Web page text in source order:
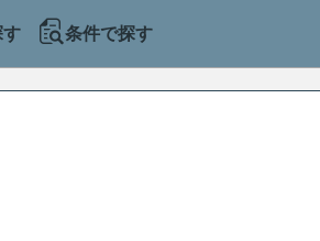
す 条件で探す